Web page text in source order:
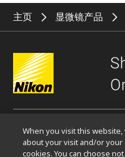
主页 显微镜产品
微信
When you visit this
about your visit and/or
cookies. You can choose